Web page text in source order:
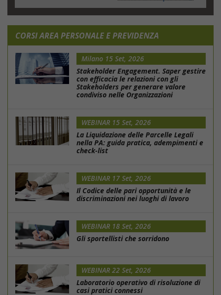
CORSI AREA PERSONALE E PREVIDENZA
Milano 15 Set, 2026
Stakeholder Engagement. Saper gestire
con efficacia le relazioni con gli
Stakeholders per generare valore
condiviso nelle Organizzazioni
WEBINAR 15 Set, 2026
La Liquidazione delle Parcelle Legali
nella PA: guida pratica, adempimenti e
check-list
WEBINAR 17 Set, 2026
Il Codice delle pari opportunità e le
discriminazioni nei luoghi di lavoro
WEBINAR 18 Set, 2026
Gli sportellisti che sorridono
WEBINAR 22 Set, 2026
Laboratorio operativo di risoluzione di
casi pratici connessi